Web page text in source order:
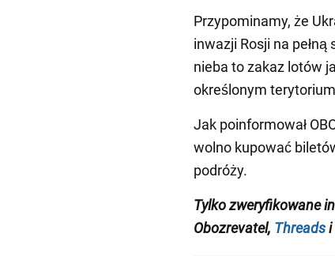
Przypominamy, że
inwazji Rosji na
nieba to zakaz lotów
określonym
Jak poinformował
wolno kupować
podróży.
Tylko zweryfikowane
Obozrevatel, Threadsi